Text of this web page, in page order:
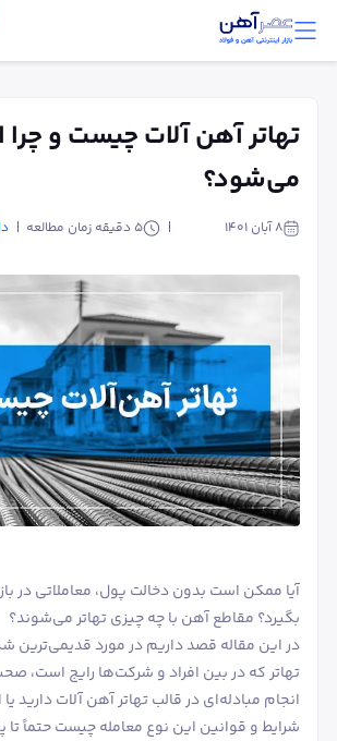
تهاتر آهن آلات چیست و چرا
می‌شود؟
۸ آبان ۱۴۰۱ 5 دقیقه زمان مطالعه
آیا ممکن است بدون دخالت پول، معاملاتی در
بگیرد؟ مقاطع آهن با چه چیزی تهاتر می‌شوند؟
در این مقاله قصد داریم در مورد قدیمی‌ترین
تهاتر که در بین افراد و شرکت‌ها رایج است،
انجام مبادله‌ای در قالب تهاتر آهن آلات دارید
شرایط و قوانین این نوع معامله چیست حتماً تا